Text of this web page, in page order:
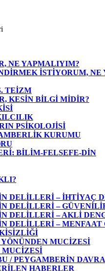
NE YAPMALIYIM?
İSTİYORUM, NE
TEİZM
KESİN BİLGİ MİDİR?
PSİKOLOJİSİ
KURUMU
BİLİM-FELSEFE-DİN
DELİLLERİ – İHTİYAÇ
DELİLLERİ –
DELİLLERİ – AKLİ
DELİLLERİ –
MUCİZESİ
MUCİZESİ
/ PEYGAMBERİN
HABERLER